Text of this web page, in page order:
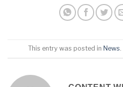
This entry was posted in News